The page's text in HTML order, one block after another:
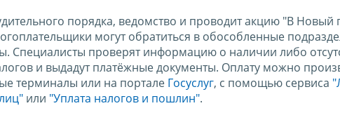
порядка, ведомство и проводит акцию "В Новый
могут обратиться в обособленные
Специалисты проверят информацию о наличии либо
и выдадут платёжные документы. Оплату можно
терминалы или на портале Госуслуг, с помощью сервиса
или "Уплата налогов и пошлин".